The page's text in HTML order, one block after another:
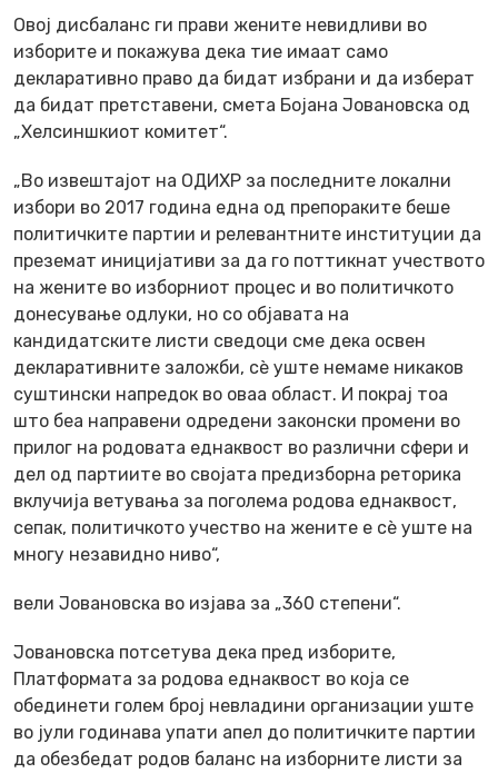
Овој дисбаланс ги прави жените невидливи во
изборите и покажува дека тие имаат само
декларативно право да бидат избрани и да изберат
да бидат претставени, смета Бојана Јовановска од
„Хелсиншкиот комитет“.
„Во извештајот на ОДИХР за последните локални
избори во 2017 година една од препораките беше
политичките партии и релевантните институции да
преземат иницијативи за да го поттикнат учеството
на жените во изборниот процес и во политичкото
донесување одлуки, но со објавата на
кандидатските листи сведоци сме дека освен
декларативните заложби, сѐ уште немаме никаков
суштински напредок во оваа област. И покрај тоа
што беа направени одредени законски промени во
прилог на родовата еднаквост во различни сфери и
дел од партиите во својата предизборна реторика
вклучија ветувања за поголема родова еднаквост,
сепак, политичкото учество на жените е сѐ уште на
многу незавидно ниво“,
вели Јовановска во изјава за „360 степени“.
Јовановска потсетува дека пред изборите,
Платформата за родова еднаквост во која се
обединети голем број невладини организации уште
во јули годинава упати апел до политичките партии
да обезбедат родов баланс на изборните листи за